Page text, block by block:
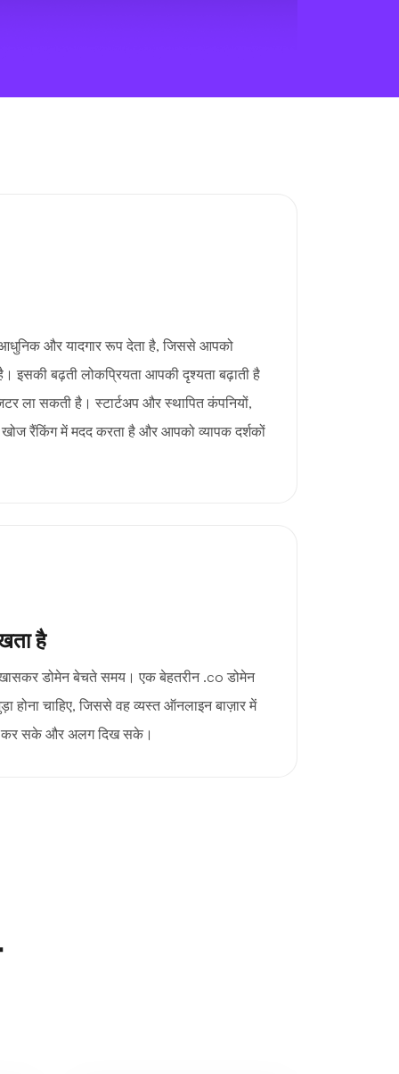
और यादगार रूप देता है, जिससे आपको
इसकी बढ़ती लोकप्रियता आपकी दृश्यता बढ़ाती है
ला सकती है। स्टार्टअप और स्थापित कंपनियों,
खोज रैंकिंग में मदद करता है और आपको व्यापक दर्शकों
है
डोमेन बेचते समय। एक बेहतरीन .co डोमेन
होना चाहिए, जिससे वह व्यस्त ऑनलाइन बाज़ार में
कर सके और अलग दिख सके।